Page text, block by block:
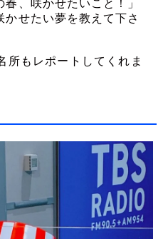
、咲かせたいこと！」
せたい夢を教えて下さ
所もレポートしてくれま